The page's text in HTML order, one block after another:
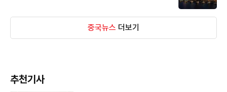
중국뉴스 더보기
추천기사